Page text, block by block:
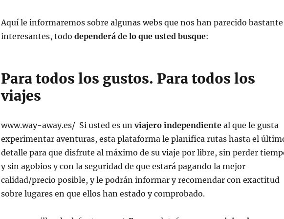
Aquí le informaremos sobre algunas webs que nos han parecido bastante
interesantes, todo dependerá de lo que usted busque:
Para todos los gustos. Para todos los
viajes
www.way-away.es/ Si usted es un viajero independienteal que le gusta
experimentar aventuras, esta plataforma le planifica rutas hasta el
detalle para que disfrute al máximo de su viaje por libre, sin perder
y sin agobios y con la seguridad de que estará pagando la mejor
calidad/precio posible, y le podrán informar y recomendar con exactitud
sobre lugares en que ellos han estado y comprobado.